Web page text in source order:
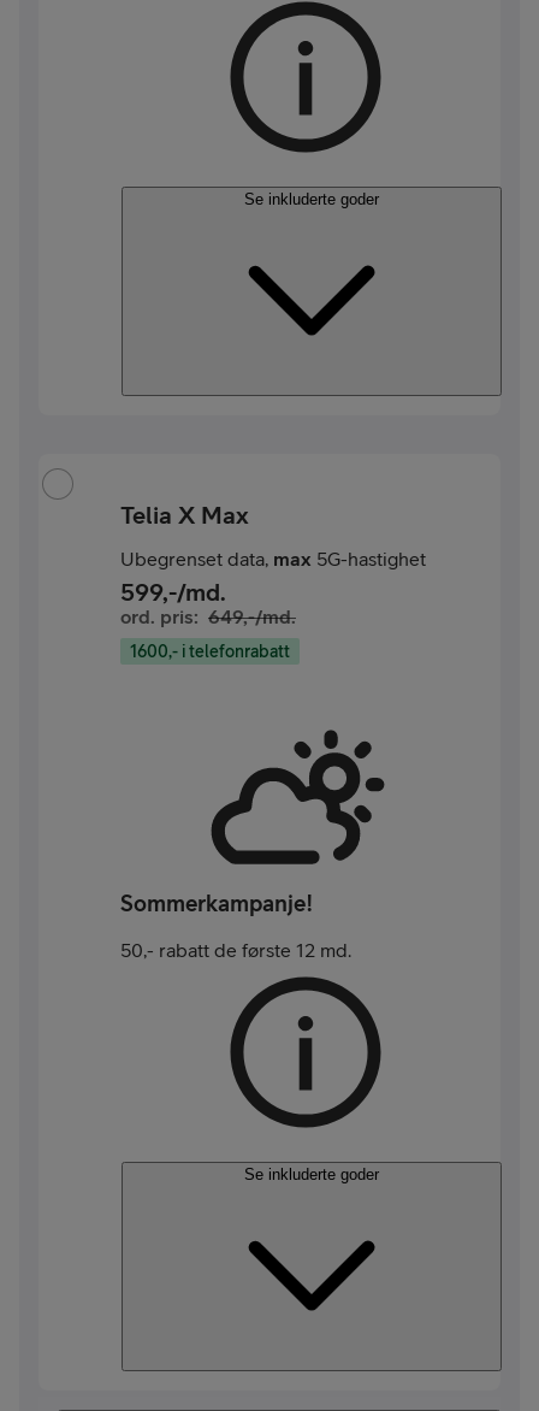
Se inkluderte goder
Telia X Max
Ubegrenset data, max 5G-hastighet
599,-/md.
ord. pris: 649,-/md.
1600,- i telefonrabatt
Sommerkampanje!
50,- rabatt de første 12 md.
Se inkluderte goder